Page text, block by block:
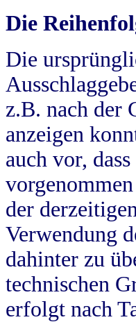
Die
Die
z.B. nach der
anzeigen
auch vor,
der
Verwendung
dahinter zu
technischen
erfolgt nach